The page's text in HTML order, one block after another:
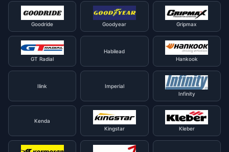
Goodride Goodyear Gripmax
GT Radial
Habilead
Hankook
Ilink
Imperial
Infinity
Kenda
Kingstar
Kleber